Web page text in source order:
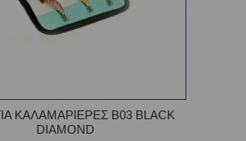
ΚΑΛΑΜΑΡΙΕΡΕΣ Β03 BLACK
DIAMOND